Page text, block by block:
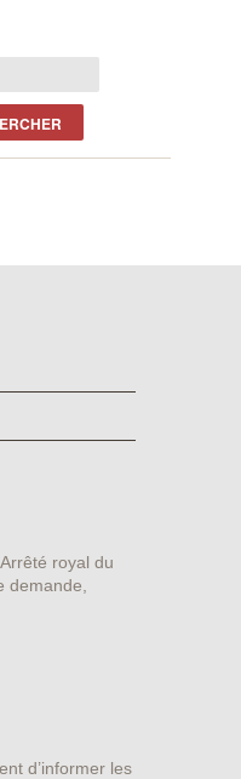
royal du
d’informer les